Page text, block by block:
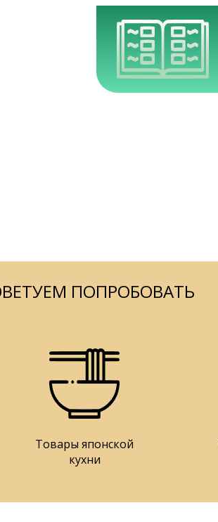
ПОПРОБОВАТЬ
Товары японской
кухни